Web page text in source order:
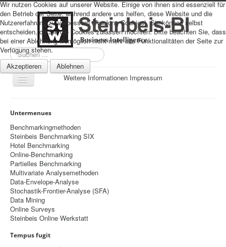
Suchen
...
Navigation
an/aus
Datenschutz
Impressum
Home
Prognosen
Beratung
Controlling
Untermenues
Benchmarkingmethoden
Steinbeis Benchmarking SIX
Hotel Benchmarking
Online-Benchmarking
Partielles Benchmarking
Multivariate Analysemethoden
Data-Envelope-Analyse
Stochastik-Frontier-Analyse (SFA)
Data Mining
Online Surveys
Steinbeis Online Werkstatt
Tempus fugit
Wir nutzen Cookies auf unserer Website. Einige von ihnen sind essenziell für
den Betrieb der Seite, während andere uns helfen, diese Website und die
Nutzererfahrung zu verbessern (Tracking Cookies). Sie können selbst
entscheiden, ob Sie die Cookies zulassen möchten. Bitte beachten Sie, dass
bei einer Ablehnung womöglich nicht mehr alle Funktionalitäten der Seite zur
Verfügung stehen.
Akzeptieren
Ablehnen
Weitere Informationen Impressum